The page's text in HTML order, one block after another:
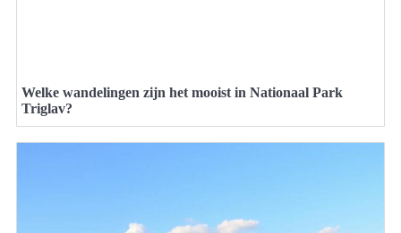
Welke wandelingen zijn het mooist in Nationaal Park
Triglav?